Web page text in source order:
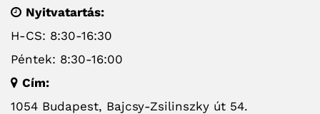
Nyitvatartás:
H-CS: 8:30-16:30
Péntek: 8:30-16:00
Cím:
1054 Budapest, Bajcsy-Zsilinszky út 54.